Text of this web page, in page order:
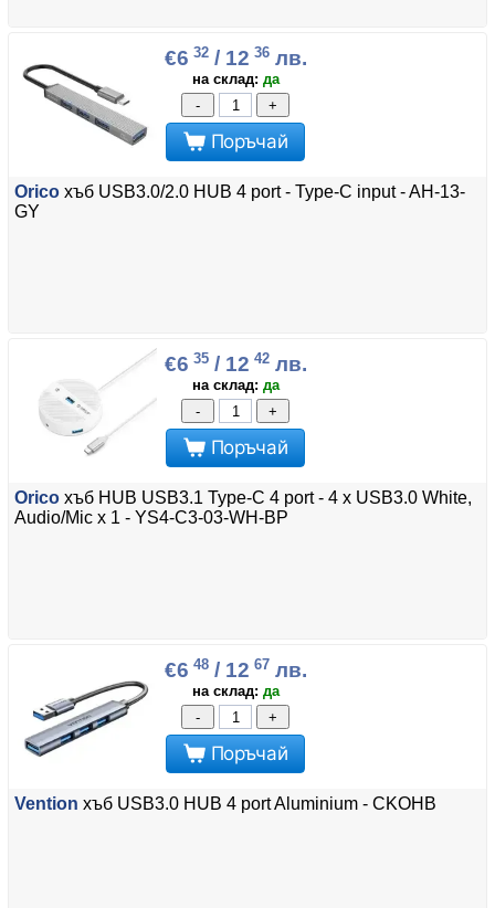
€6 32/ 12 36лв.
на склад: да
-
+
Поръчай
Orico хъб USB3.0/2.0 HUB 4 port - Type-C input - AH-13-
GY
€6 35/ 12 42лв.
на склад: да
-
+
Поръчай
Orico хъб HUB USB3.1 Type-C 4 port - 4 x USB3.0 White,
Audio/Mic x 1 - YS4-C3-03-WH-BP
€6 48/ 12 67 лв.
на склад: да
-
+
Поръчай
Vention хъб USB3.0 HUB 4 port Aluminium - CKOHB